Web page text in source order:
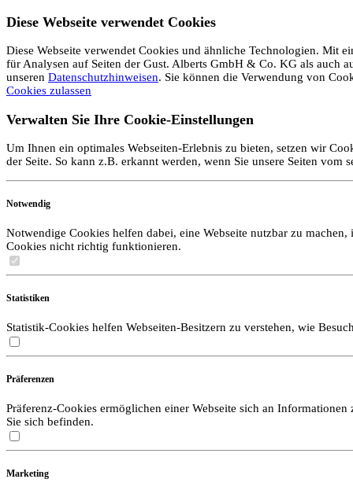
Diese Webseite verwendet Cookies
Diese Webseite verwendet Cookies und ähnliche Technologien. Mit
für Analysen auf Seiten der Gust. Alberts GmbH & Co. KG als auch
unseren Datenschutzhinweisen. Sie können die Verwendung von
Cookies zulassen
Verwalten Sie Ihre Cookie-Einstellungen
Um Ihnen ein optimales Webseiten-Erlebnis zu bieten, setzen wir
der Seite. So kann z.B. erkannt werden, wenn Sie unsere Seiten
Notwendig
Notwendige Cookies helfen dabei, eine Webseite nutzbar zu
Cookies nicht richtig funktionieren.
Statistiken
Statistik-Cookies helfen Webseiten-Besitzern zu verstehen, wie
Präferenzen
Präferenz-Cookies ermöglichen einer Webseite sich an
Sie sich befinden.
Marketing